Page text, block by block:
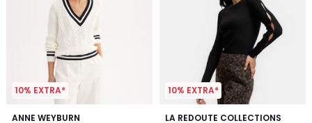
10% EXTRA*
ANNE WEYBURN
4,8
10% EXTRA*
LA REDOUTE COLLECTIONS